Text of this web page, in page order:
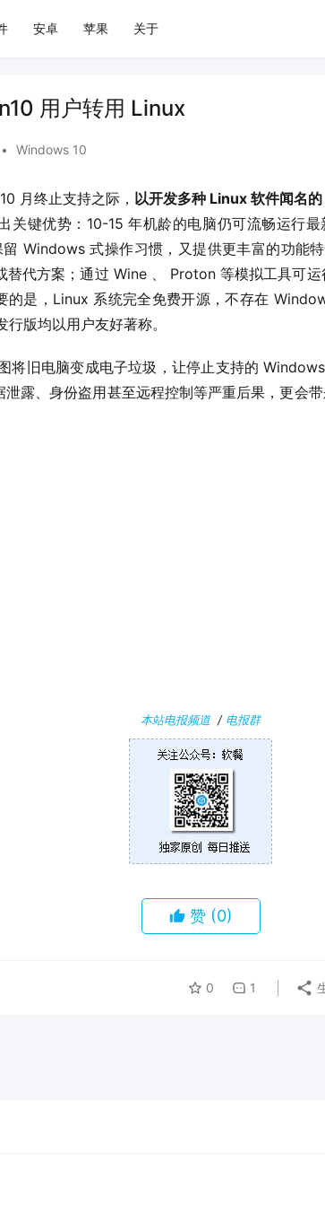
安卓 苹果 关于
用户转用 Linux
• Windows 10
月终止支持之际， 以开发多种 Linux 软件闻名
关键优势：10-15 年机龄的电脑仍可流畅运行
Windows 式操作习惯，又提供更丰富的功能
替代方案；通过 Wine 、 Proton 等模拟工具可
的是，Linux 系统完全免费开源，不存在
版均以用户友好著称。
将旧电脑变成电子垃圾，让停止支持的
露、身份盗用甚至远程控制等严重后果，更会
本站电报频道/ 电报群
赞 (0)
0 1